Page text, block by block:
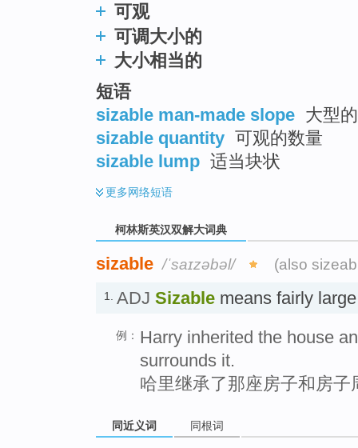
可观
可调大小的
大小相当的
短语
sizable man-made slope 大型
sizable quantity 可观的数量
sizable lump 适当块状
更多网络短语
柯林斯英汉双解大词典
sizable /ˈsaɪzəbəl/ (also
1. ADJ Sizable means fairly
例： Harry inherited the house
surrounds it.
哈里继承了那座房子和房
同近义词 同根词